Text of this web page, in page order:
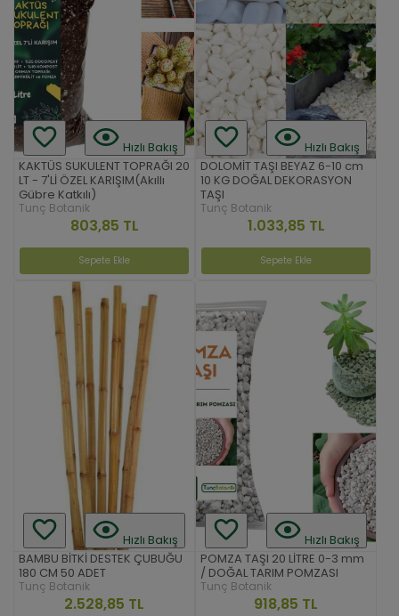
Hızlı Bakış
KAKTÜS SUKULENT TOPRAĞI 20
LT - 7'Lİ ÖZEL KARIŞIM(Akıllı
Gübre Katkılı)
Tunç Botanik
803,85 TL
Sepete Ekle
Hızlı Bakış
DOLOMİT TAŞI BEYAZ 6-10 cm
10 KG DOĞAL DEKORASYON
TAŞI
Tunç Botanik
1.033,85 TL
Sepete Ekle
Hızlı Bakış
BAMBU BİTKİ DESTEK ÇUBUĞU
180 CM 50 ADET
Tunç Botanik
2.528,85 TL
Hızlı Bakış
POMZA TAŞI 20 LİTRE 0-3 mm
/ DOĞAL TARIM POMZASI
Tunç Botanik
918,85 TL